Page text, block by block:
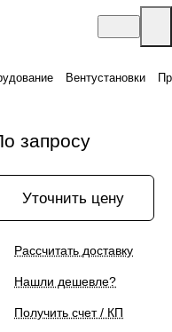
Вентустановки
запросу
Уточнить цену
Рассчитать доставку
Нашли дешевле?
Получить счет / КП